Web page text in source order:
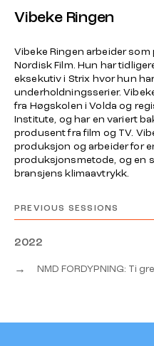
Vibeke Ringen
Vibeke Ringen arbeider
Nordisk Film. Hun har
eksekutiv i Strix hvor hun
underholdningsserier.
fra Høgskolen i Volda og
Institute, og har en variert
produsent fra film og TV.
produksjon og arbeider for
produksjonsmetode, og en
bransjens klimaavtrykk.
PREVIOUS SESSIONS
2022
→ NMD FORDYPNING: Ti